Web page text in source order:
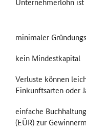
minimaler
kein Mindestkapital
Verluste können
Einkunftsarten oder
einfache
(EÜR) zur